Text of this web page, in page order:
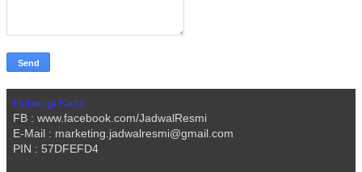
Hubungi Kami :
FB : www.facebook.com/JadwalResmi
E-Mail : marketing.jadwalresmi@gmail.com
PIN : 57DFEFD4